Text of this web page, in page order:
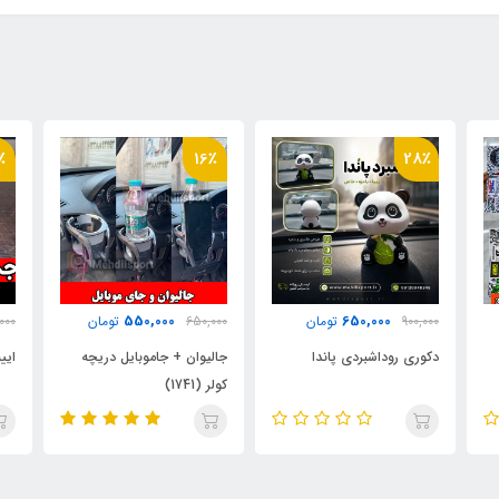
16٪
650,000
550,000 تومان
جالیوان + جاموبایل دریچه
14٪
750,000
650,000 تومان
ایینه کاپریسی چراغ دار